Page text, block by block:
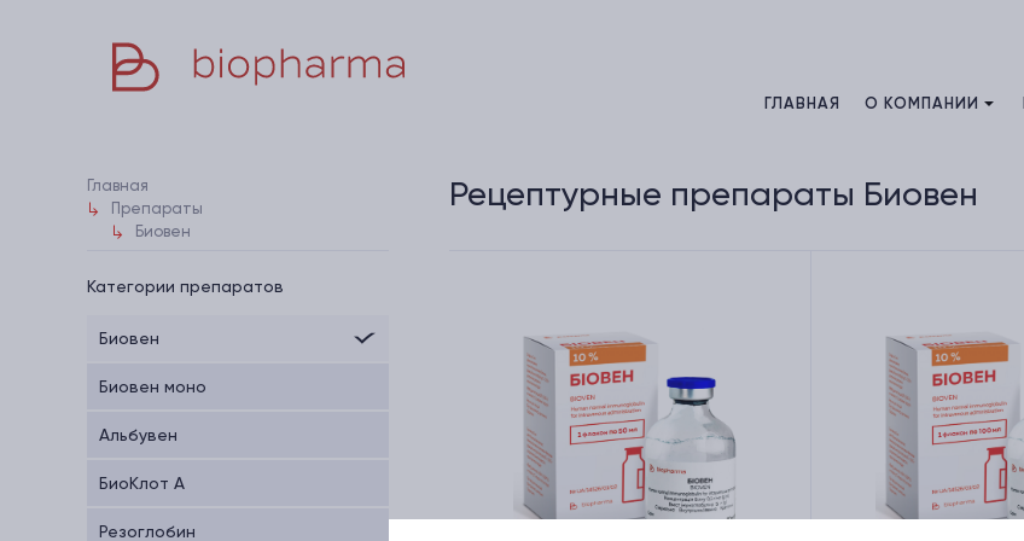
ГЛАВНАЯ О КОМПАНИИ
Главная
Препараты
Биовен
Рецептурные препараты Биовен
Категории препаратов
Биовен
Биовен моно
Альбувен
БиоКлот А
Резоглобин